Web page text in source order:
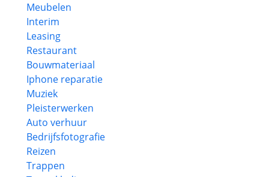
Meubelen
Interim
Leasing
Restaurant
Bouwmateriaal
Iphone reparatie
Muziek
Pleisterwerken
Auto verhuur
Bedrijfsfotografie
Reizen
Trappen